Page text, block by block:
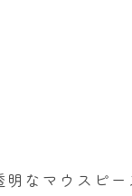
なマウスピ